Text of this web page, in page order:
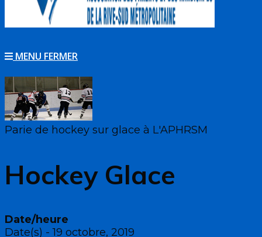
MENU FERMER
Parie de hockey sur glace à L'APHRSM
Hockey Glace
Date/heure
Date(s) - 19 octobre, 2019